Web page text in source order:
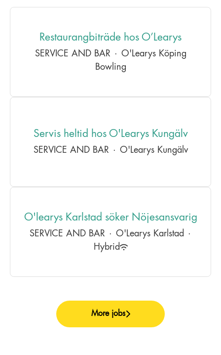
Restaurangbiträde hos O’Learys
SERVICE AND BAR · O'Learys Köping
Bowling
Servis heltid hos O'Learys Kungälv
SERVICE AND BAR · O'Learys Kungälv
O'learys Karlstad söker Nöjesansvarig
SERVICE AND BAR · O'Learys Karlstad
·
Hybrid
More jobs